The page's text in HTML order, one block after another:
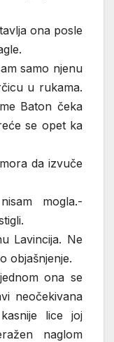
ona posle
samo njenu
u rukama.
Baton čeka
se opet ka
da izvuče
mogla.-
Lavincija. Ne
objašnjenje.
ona se
neočekivana
lice joj
naglom